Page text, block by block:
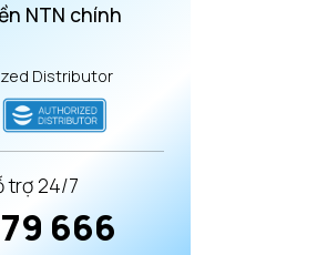
NTN chính
Distributor
trợ 24/7
666